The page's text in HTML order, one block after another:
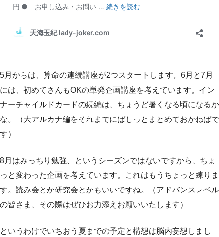
5月からは、算命の連続講座が2つスタートします。6月と7月
には、初めてさんもOKの単発企画講座を考えています。イン
ナーチャイルドカードの続編は、ちょうど暑くなる頃になるか
な。（大アルカナ編をそれまでにばしっとまとめておかねばで
す）
8月はみっちり勉強、というシーズンではないですから、ちょ
っと変わった企画を考えています。これはもうちょっと練りま
す。読み会とか研究会とかもいいですね。（アドバンスレベル
の皆さま、その際はぜひお力添えお願いいたします）
というわけでいちおう夏までの予定と構想は脳内妄想しまし